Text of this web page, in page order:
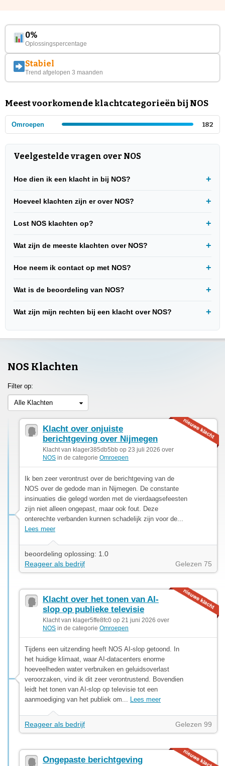
0%
Oplossingspercentage
Stabiel
Trend afgelopen 3 maanden
Meest voorkomende klachtcategorieën bij NOS
Omroepen 182
Veelgestelde vragen over NOS
Hoe dien ik een klacht in bij NOS?
Hoeveel klachten zijn er over NOS?
Lost NOS klachten op?
Wat zijn de meeste klachten over NOS?
Hoe neem ik contact op met NOS?
Wat is de beoordeling van NOS?
Wat zijn mijn rechten bij een klacht over NOS?
NOS Klachten
Filter op:
Alle Klachten
Klacht over onjuiste
berichtgeving over Nijmegen
Klacht van klager385db5bb op 23 juli 2026 over
NOS in de categorie Omroepen
Ik ben zeer verontrust over de berichtgeving van de
NOS over de gedode man in Nijmegen. De constante
insinuaties die gelegd worden met de vierdaagsefeesten
zijn niet alleen ongepast, maar ook fout. Deze
onterechte verbanden kunnen schadelijk zijn voor de...
Lees meer
beoordeling oplossing: 1.0
Reageer als bedrijf
Gelezen 75
Klacht over het tonen van AI-
slop op publieke televisie
Klacht van klager5ffe8fc0 op 21 juni 2026 over
NOS in de categorie Omroepen
Tijdens een uitzending heeft NOS AI-slop getoond. In
het huidige klimaat, waar AI-datacenters enorme
hoeveelheden water verbruiken en geluidsoverlast
veroorzaken, vind ik dit zeer verontrustend. Bovendien
leidt het tonen van AI-slop op televisie tot een
aanmoediging van het publiek om... Lees meer
Reageer als bedrijf Gelezen 99
Ongepaste berichtgeving